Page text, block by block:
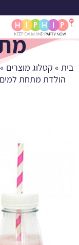
בית » קטלוג מוצרים »
הולדת מתחת למים